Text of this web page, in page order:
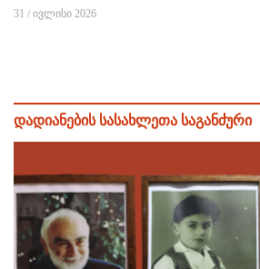
31 / ივლისი 2026
დადიანების სასახლეთა საგანძური